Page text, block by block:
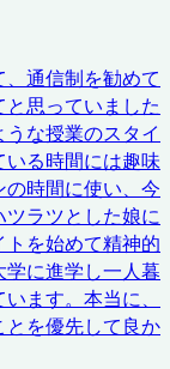
通信制を勧めて
思っていました
な授業のスタイ
る時間には趣味
時間に使い、今
ラツとした娘に
を始めて精神的
に進学し一人暮
ます。本当に、
を優先して良か